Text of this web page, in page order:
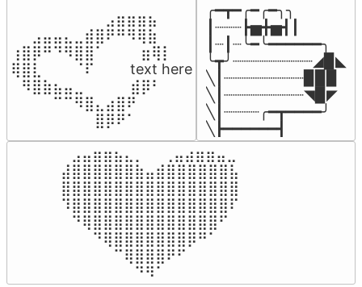
⠀⠀⠀⠀⠀⠀⠀⠀⠀⣠⣶⣶⣶⣦⠀⠀
⠀⠀⣠⣤⣤⣄⣀⣾⣿⠟⠛⠻⢿⣷⠀
⢰⣿⡿⠛⠙⠻⣿⣿⠁⠀⠀ ⠀⣶⢿⡇
⢿⣿⣇⠀⠀⠀⠈⠏⠀⠀⠀ text here
⠀⠻⣿⣷⣦⣤⣀⠀⠀⠀ ⠀⣾⡿⠃⠀
⠀⠀⠀⠀⠉⠉⠻⣿⣄⣴⣿⠟⠀⠀⠀
⠀⠀⠀⠀⠀⠀⠀⠀⣿⡿⠟⠁⠀⠀⠀
╭━┳━╭━╭━╮╮
┃┈┈┈┣▅╋▅┫┃
┃┈┃┈╰━╰━━━━━━╮
╰┳╯┈┈┈┈┈┈┈┈┈◢▉◣
╲┃┈┈┈┈┈┈┈┈┈▉▉▉
╲┃┈┈┈┈┈┈┈┈┈◥▉◤
╲┃┈┈┈┈╭━┳━━━━╯
╲┣━━━━━━┫﻿
⠀⣠⣤⣶⣶⣦⣄⡀  ⠀⢀⣤⣴⣶⣶⣤⣀⠀
⣼⣿⣿⣿⣿⣿⣿⣷⣤⣾⣿⣿⣿⣿⣿⣿⣧
⣿⣿⣿⣿⣿⣿⣿⣿⣿⣿⣿⣿⣿⣿⣿⣿⣿
⠹⣿⣿⣿⣿⣿⣿⣿⣿⣿⣿⣿⣿⣿⣿⣿⠏
⠀⠙⢿⣿⣿⣿⣿⣿⣿⣿⣿⣿⣿⣿⣿⠋⠀
⠀⠀⠀⠙⢿⣿⣿⣿⣿⣿⣿⣿⡿⠛⠁⠀⠀
⠀⠀⠀⠀⠀⠉⢿⣿⣿⣿⠟⠋⠀⠀⠀⠀⠀
⠀⠀⠀⠀⠀⠀⠀⠙⠻⠁⠀⠀⠀⠀⠀⠀⠀⠀⠀⠀⠀⠀⠀